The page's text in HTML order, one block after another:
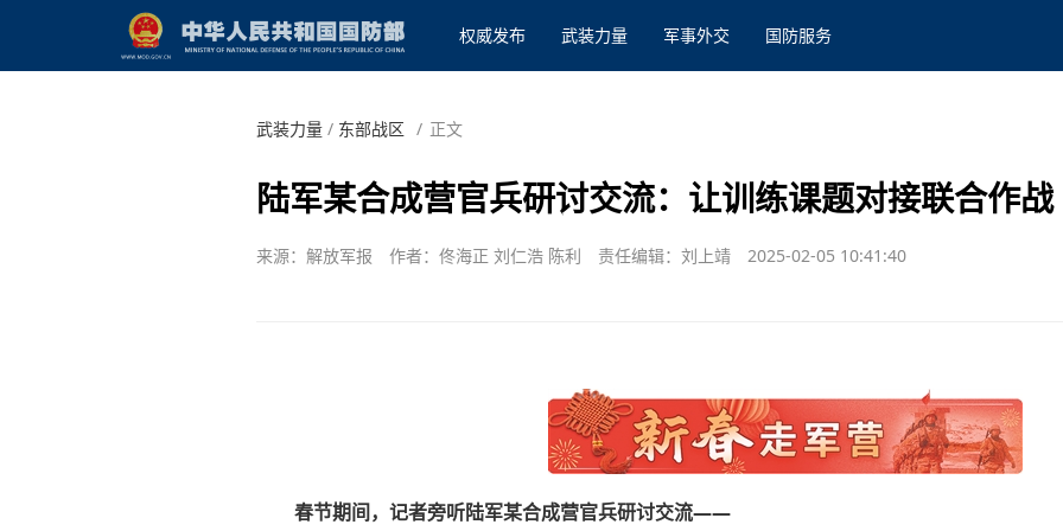
权威发布 武装力量 军事外交 国防服务
武装力量/ 东部战区 / 正文
陆军某合成营官兵研讨交流：让训练课题对接联合作战
来源：解放军报 作者：佟海正 刘仁浩 陈利 责任编辑：刘上靖 2025-02-05 10:41:40
春节期间，记者旁听陆军某合成营官兵研讨交流——